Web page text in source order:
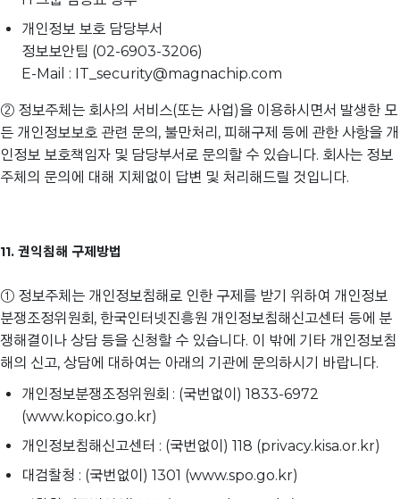
개인정보 보호 담당부서
정보보안팀 (02-6903-3206)
E-Mail : IT_security@magnachip.com
② 정보주체는 회사의 서비스(또는 사업)을 이용하시면서 발생한 모
든 개인정보보호 관련 문의, 불만처리, 피해구제 등에 관한 사항을 개
인정보 보호책임자 및 담당부서로 문의할 수 있습니다. 회사는 정보
주체의 문의에 대해 지체없이 답변 및 처리해드릴 것입니다.
11. 권익침해 구제방법
① 정보주체는 개인정보침해로 인한 구제를 받기 위하여 개인정보
분쟁조정위원회, 한국인터넷진흥원 개인정보침해신고센터 등에 분
쟁해결이나 상담 등을 신청할 수 있습니다. 이 밖에 기타 개인정보침
해의 신고, 상담에 대하여는 아래의 기관에 문의하시기 바랍니다.
개인정보분쟁조정위원회 : (국번없이) 1833-6972
(www.kopico.go.kr)
개인정보침해신고센터 : (국번없이) 118 (privacy.kisa.or.kr)
대검찰청 : (국번없이) 1301 (www.spo.go.kr)